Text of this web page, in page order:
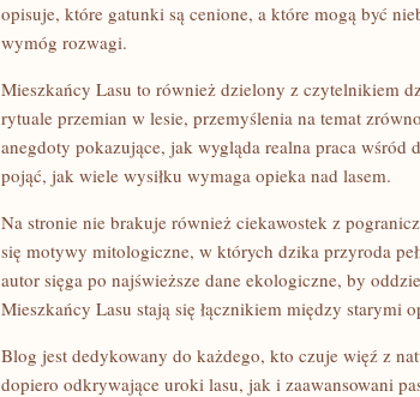
opisuje, które gatunki są cenione, a które mogą być
wymóg rozwagi.
Mieszkańcy Lasu to również dzielony z czytelnikiem
rytuale przemian w lesie, przemyślenia na temat
anegdoty pokazujące, jak wygląda realna praca
pojąć, jak wiele wysiłku wymaga opieka nad lasem.
Na stronie nie brakuje również ciekawostek z
się motywy mitologiczne, w których dzika przyroda
autor sięga po najświeższe dane ekologiczne, by
Mieszkańcy Lasu stają się łącznikiem między starymi
Blog jest dedykowany do każdego, kto czuje więź z
dopiero odkrywające uroki lasu, jak i zaawansowani